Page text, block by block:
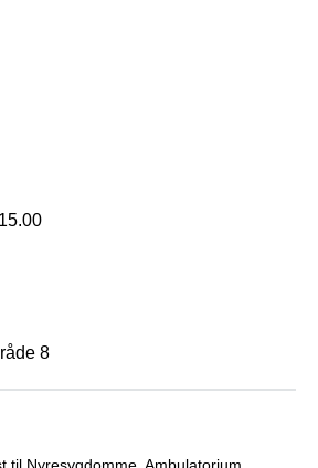
til Nyresygdomme, Ambulatorium
8